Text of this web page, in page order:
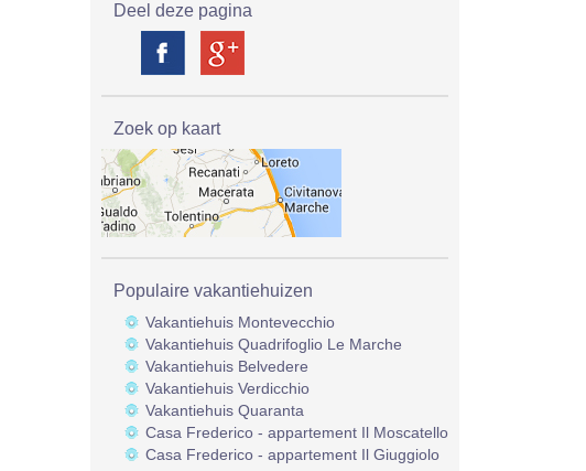
Deel deze pagina
Zoek op kaart
Populaire vakantiehuizen
Vakantiehuis Montevecchio
Vakantiehuis Quadrifoglio Le Marche
Vakantiehuis Belvedere
Vakantiehuis Verdicchio
Vakantiehuis Quaranta
Casa Frederico - appartement Il Moscatello
Casa Frederico - appartement Il Giuggiolo